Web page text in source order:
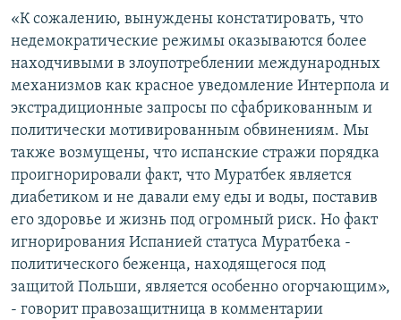
«К сожалению, вынуждены констатировать, что
недемократические режимы оказываются более
находчивыми в злоупотреблении международных
механизмов как красное уведомление Интерпола и
экстрадиционные запросы по сфабрикованным и
политически мотивированным обвинениям. Мы
также возмущены, что испанские стражи порядка
проигнорировали факт, что Муратбек является
диабетиком и не давали ему еды и воды, поставив
его здоровье и жизнь под огромный риск. Но факт
игнорирования Испанией статуса Муратбека -
политического беженца, находящегося под
защитой Польши, является особенно огорчающим»,
- говорит правозащитница в комментарии